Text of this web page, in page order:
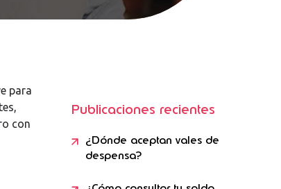
para
con
Publicaciones recientes
¿Dónde aceptan vales de
despensa?